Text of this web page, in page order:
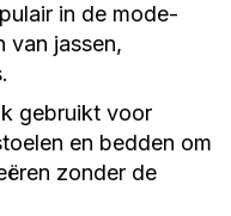
in de mode-
van jassen,
gebruikt voor
en bedden om
zonder de